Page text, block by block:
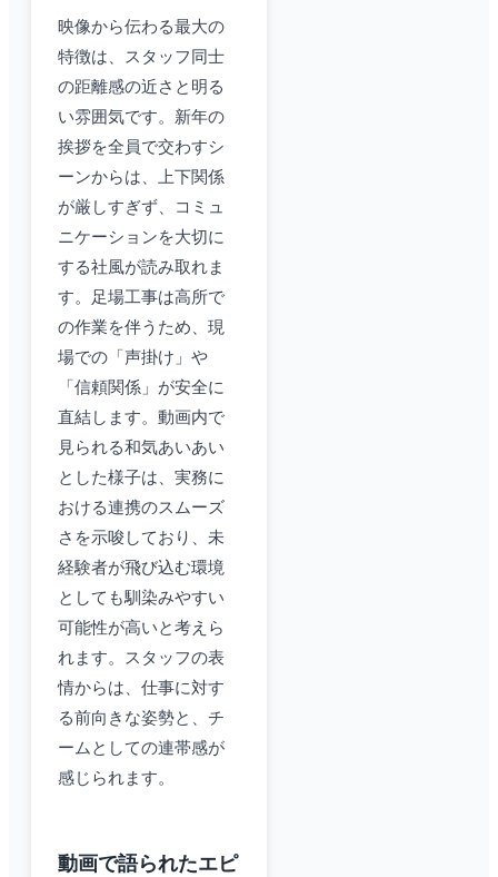
映像から伝わる最大の
特徴は、スタッフ同士
の距離感の近さと明る
い雰囲気です。新年の
挨拶を全員で交わすシ
ーンからは、上下関係
が厳しすぎず、コミュ
ニケーションを大切に
する社風が読み取れま
す。足場工事は高所で
の作業を伴うため、現
場での「声掛け」や
「信頼関係」が安全に
直結します。動画内で
見られる和気あいあい
とした様子は、実務に
おける連携のスムーズ
さを示唆しており、未
経験者が飛び込む環境
としても馴染みやすい
可能性が高いと考えら
れます。スタッフの表
情からは、仕事に対す
る前向きな姿勢と、チ
ームとしての連帯感が
感じられます。
動画で語られたエピ